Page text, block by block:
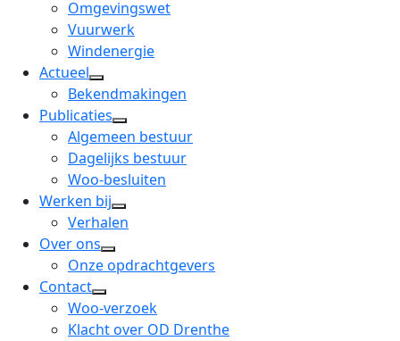
Omgevingswet
Vuurwerk
Windenergie
Actueel
open
dropdown
menu
Bekendmakingen
Publicaties
open
dropdown
menu
Algemeen bestuur
Dagelijks bestuur
Woo-besluiten
Werken bij
open
menu
Verhalen
Over ons
open
dropdown
menu
Onze opdrachtgevers
Contact
open
dropdown
Woo-verzoek
Klacht over OD Drenthe